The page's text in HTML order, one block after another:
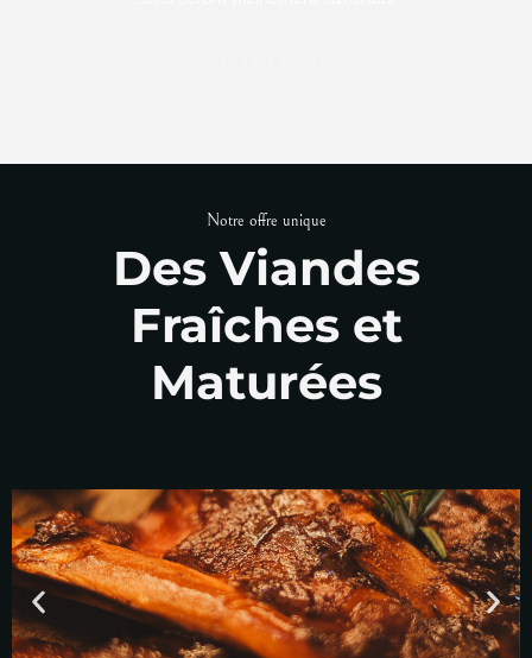
Notre offre unique
Des Viandes
Fraîches et
Maturées